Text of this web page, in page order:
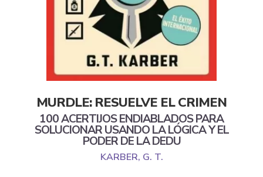
MURDLE: RESUELVE EL CRIMEN
100 ACERTIJOS ENDIABLADOS PARA
SOLUCIONAR USANDO LA LÓGICA Y EL
PODER DE LA DEDU
KARBER, G. T.